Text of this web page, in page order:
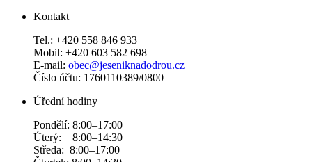
Kontakt
Tel.: +420 558 846 933
Mobil: +420 603 582 698
E-mail: obec@jeseniknadodrou.cz
Číslo účtu: 1760110389/0800
Úřední hodiny
Pondělí: 8:00–17:00
Úterý: 8:00–14:30
Středa: 8:00–17:00